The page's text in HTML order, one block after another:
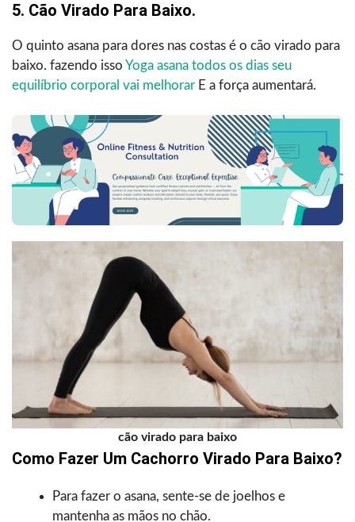
5. Cão Virado Para Baixo.
O quinto asana para dores nas costas é o cão virado para
baixo. fazendo isso Yoga asana todos os dias seu
equilíbrio corporal vai melhorar E a força aumentará.
cão virado para baixo
Como Fazer Um Cachorro Virado Para Baixo?
Para fazer o asana, sente-se de joelhos e
mantenha as mãos no chão.